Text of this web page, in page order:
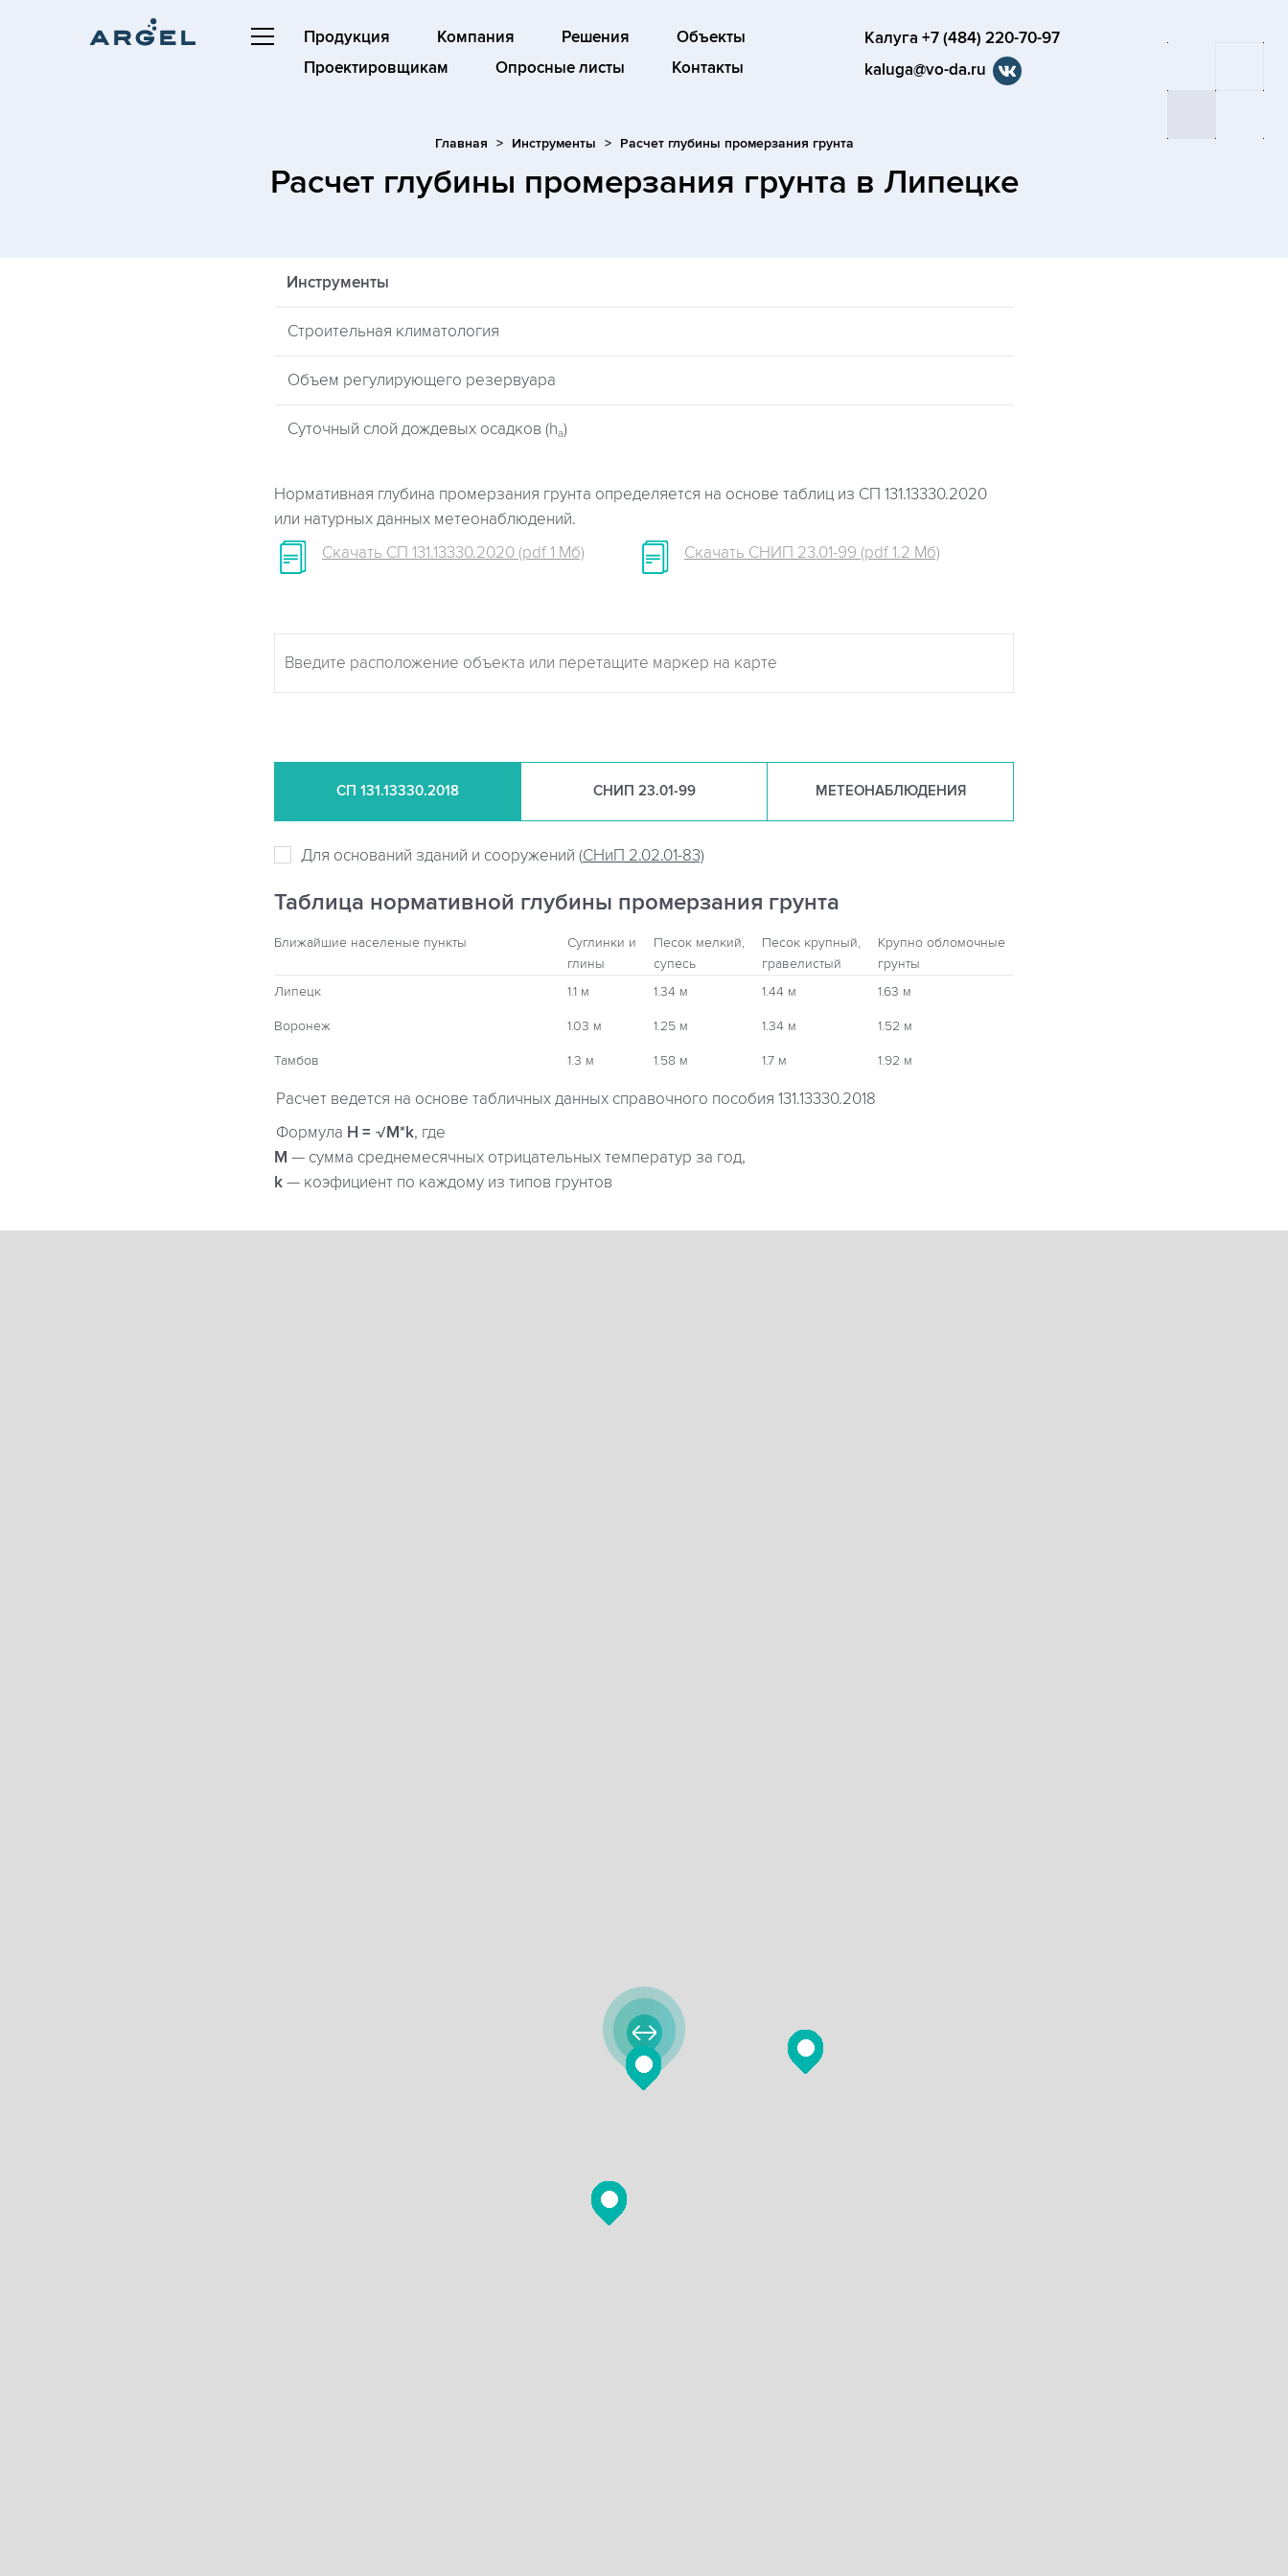
Продукция Компания Решения
Объекты
Проектировщикам
Опросные листы Контакты
Калуга +7 (484) 220-70-97
kaluga@vo-da.ru
Главная Инструменты Расчет глубины промерзания грунта
Расчет глубины промерзания грунта в Липецке
Инструменты
Строительная климатология
Объем регулирующего резервуара
Суточный слой дождевых осадков (ha)
Нормативная глубина промерзания грунта определяется на основе таблиц из СП 131.13330.2020
или натурных данных метеонаблюдений.
Скачать СП 131.13330.2020 (pdf 1 Мб)
Скачать СНИП 23.01-99 (pdf 1.2 Мб)
СП 131.13330.2018 СНИП 23.01-99 МЕТЕОНАБЛЮДЕНИЯ
Для оснований зданий и сооружений (СНиП 2.02.01-83)
Таблица нормативной глубины промерзания грунта
Ближайшие населеные пункты
Суглинки и
глины
Песок мелкий,
супесь
Песок крупный,
гравелистый
Крупно обломочные
грунты
Липецк
1.1 м 1.34 м 1.44 м 1.63 м
Воронеж 1.03 м 1.25 м 1.34 м 1.52 м
Тамбов 1.3 м 1.58 м 1.7 м 1.92 м
Расчет ведется на основе табличных данных справочного пособия 131.13330.2018
Формула H = √M*k, где
М — сумма среднемесячных отрицательных температур за год,
k — коэфициент по каждому из типов грунтов